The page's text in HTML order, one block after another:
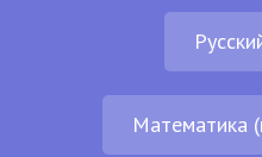
Математика